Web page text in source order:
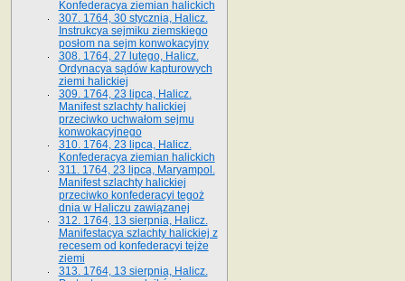
Konfederacya ziemian halickich
307. 1764, 30 stycznia, Halicz.
Instrukcya sejmiku ziemskiego
posłom na sejm konwokacyjny
308. 1764, 27 lutego, Halicz.
Ordynacya sądów kapturowych
ziemi halickiej
309. 1764, 23 lipca, Halicz.
Manifest szlachty halickiej
przeciwko uchwałom sejmu
konwokacyjnego
310. 1764, 23 lipca, Halicz.
Konfederacya ziemian halickich
311. 1764, 23 lipca, Maryampol.
Manifest szlachty halickiej
przeciwko konfederacyi tegoż
dnia w Haliczu zawiązanej
312. 1764, 13 sierpnia, Halicz.
Manifestacya szlachty halickiej z
recesem od konfederacyi tejże
ziemi
313. 1764, 13 sierpnia, Halicz.